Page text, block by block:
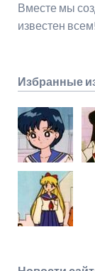
Вместе мы
известен
Избранные